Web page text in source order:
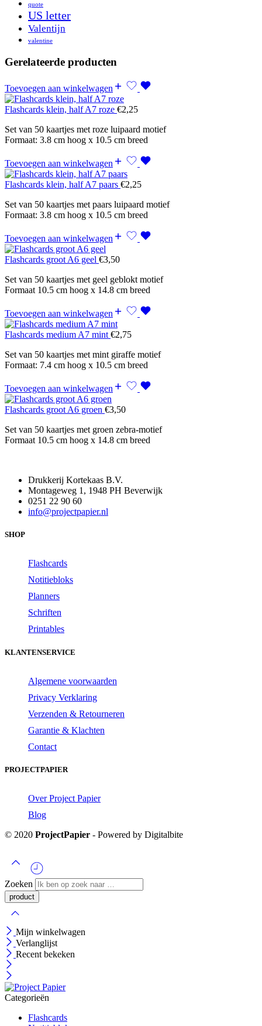
quote
US letter
Valentijn
valentine
Gerelateerde producten
Toevoegen aan winkelwagen
Flashcards klein, half A7 roze €2,25
Set van 50 kaartjes met roze luipaard motief
Formaat: 3.8 cm hoog x 10.5 cm breed
Toevoegen aan winkelwagen
Flashcards klein, half A7 paars €2,25
Set van 50 kaartjes met paars luipaard motief
Formaat: 3.8 cm hoog x 10.5 cm breed
Toevoegen aan winkelwagen
Flashcards groot A6 geel €3,50
Set van 50 kaartjes met geel geblokt motief
Formaat 10.5 cm hoog x 14.8 cm breed
Toevoegen aan winkelwagen
Flashcards medium A7 mint €2,75
Set van 50 kaartjes met mint giraffe motief
Formaat: 7.4 cm hoog x 10.5 cm breed
Toevoegen aan winkelwagen
Flashcards groot A6 groen €3,50
Set van 50 kaartjes met groen zebra-motief
Formaat 10.5 cm hoog x 14.8 cm breed
Drukkerij Kortekaas B.V.
Montageweg 1, 1948 PH Beverwijk
0251 22 90 60
info@projectpapier.nl
SHOP
Flashcards
Notitiebloks
Planners
Schriften
Printables
KLANTENSERVICE
Algemene voorwaarden
Privacy Verklaring
Verzenden & Retourneren
Garantie & Klachten
Contact
PROJECTPAPIER
Over Project Papier
Blog
© 2020 ProjectPapier - Powered by Digitalbite
Zoeken
Mijn winkelwagen
Verlanglijst
Recent bekeken
Categorieën
Flashcards